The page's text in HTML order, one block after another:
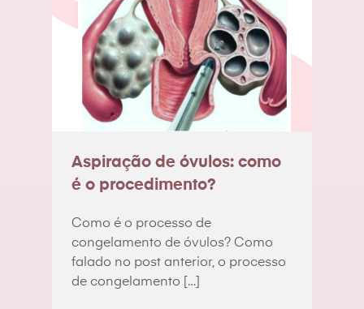
Aspiração de óvulos: como
é o procedimento?
Como é o processo de
congelamento de óvulos? Como
falado no post anterior, o processo
de congelamento […]